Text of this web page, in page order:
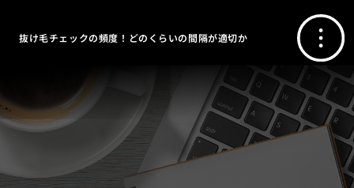
抜け毛チェックの頻度！どのくらいの間隔が適切か